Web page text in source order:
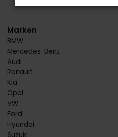
Marken
BMW
Mercedes-Benz
Audi
Renault
Kia
Opel
VW
Ford
Hyundai
Suzuki